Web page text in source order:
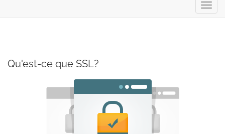
la
Qu'est-ce que SSL?